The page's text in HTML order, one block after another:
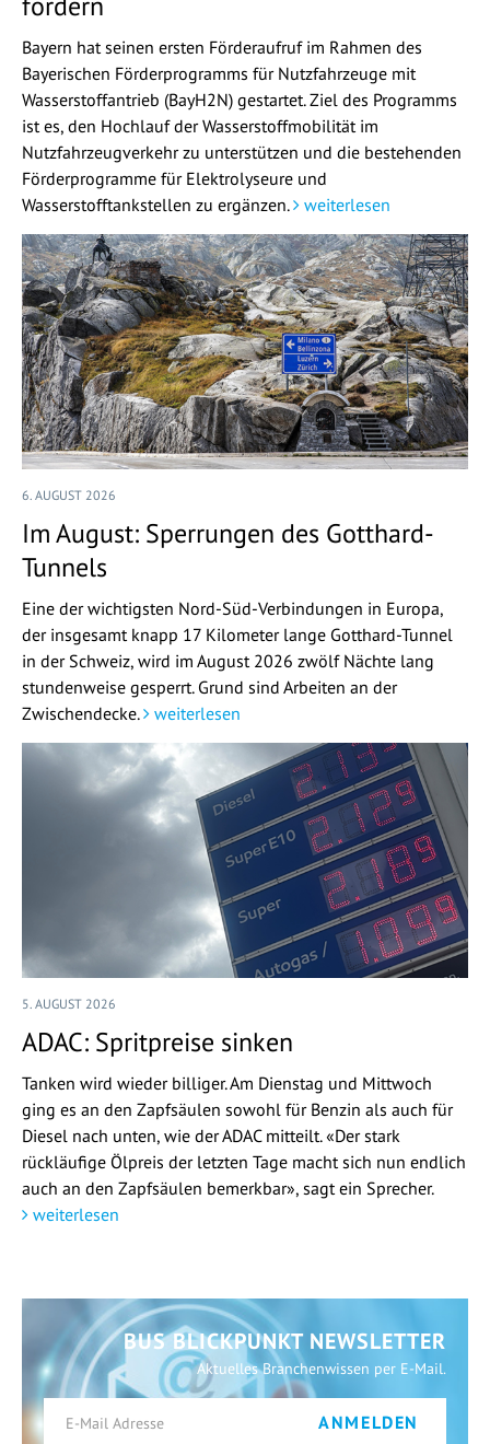
Bayern hat seinen ersten Förderaufruf im Rahmen des
Bayerischen Förderprogramms für Nutzfahrzeuge mit
Wasserstoffantrieb (BayH2N) gestartet. Ziel des Programms
ist es, den Hochlauf der Wasserstoffmobilität im
Nutzfahrzeugverkehr zu unterstützen und die bestehenden
Förderprogramme für Elektrolyseure und
Wasserstofftankstellen zu ergänzen.
weiterlesen
6. AUGUST 2026
Im August: Sperrungen des Gotthard-
Tunnels
Eine der wichtigsten Nord-Süd-Verbindungen in Europa,
der insgesamt knapp 17 Kilometer lange Gotthard-Tunnel
in der Schweiz, wird im August 2026 zwölf Nächte lang
stundenweise gesperrt. Grund sind Arbeiten an der
Zwischendecke.
weiterlesen
5. AUGUST 2026
ADAC: Spritpreise sinken
Tanken wird wieder billiger. Am Dienstag und Mittwoch
ging es an den Zapfsäulen sowohl für Benzin als auch für
Diesel nach unten, wie der ADAC mitteilt. «Der stark
rückläufige Ölpreis der letzten Tage macht sich nun endlich
auch an den Zapfsäulen bemerkbar», sagt ein Sprecher.
weiterlesen
BUS BLICKPUNKT NEWSLETTER
Aktuelles Branchenwissen per E-Mail.
ANMELDEN